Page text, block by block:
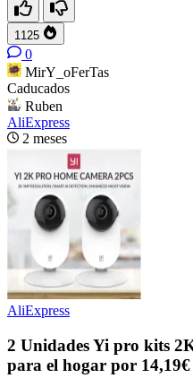
1125
0
MirY_oFerTas
Caducados
Ruben
AliExpress
2 meses
AliExpress
2 Unidades Yi pro kits
para el hogar por 14,19€